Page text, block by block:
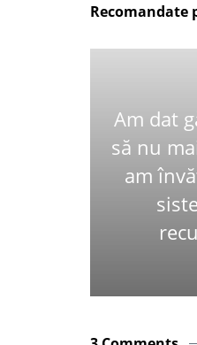
Recomandate
Am dat
să nu
am